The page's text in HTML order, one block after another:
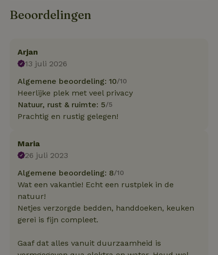
Beoordelingen
Arjan
13 juli 2026
Algemene beoordeling: 10/10
Heerlijke plek met veel privacy
Natuur, rust & ruimte: 5/5
Prachtig en rustig gelegen!
Maria
26 juli 2023
Algemene beoordeling: 8/10
Wat een vakantie! Echt een rustplek in de
natuur!
Netjes verzorgde bedden, handdoeken, keuken
gerei is fijn compleet.
Gaaf dat alles vanuit duurzaamheid is